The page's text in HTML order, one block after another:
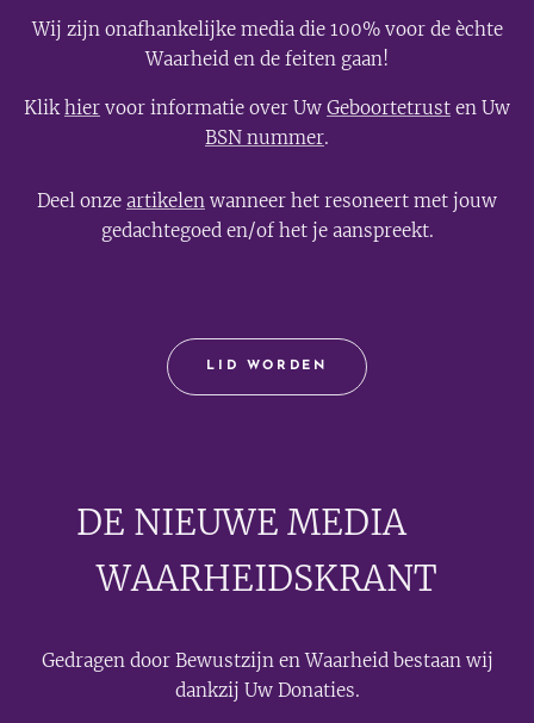
Wij zijn onafhankelijke media die 100% voor de èchte
Waarheid en de feiten gaan!
Klikhier voor informatie over Uw Geboortetrust en Uw
BSN nummer.
Deel onze artikelen wanneer het resoneert met jouw
gedachtegoed en/of het je aanspreekt.
LID WORDEN
DE NIEUWE MEDIA🟣
WAARHEIDSKRANT
Gedragen door Bewustzijn en Waarheid bestaan wij
dankzij Uw Donaties.